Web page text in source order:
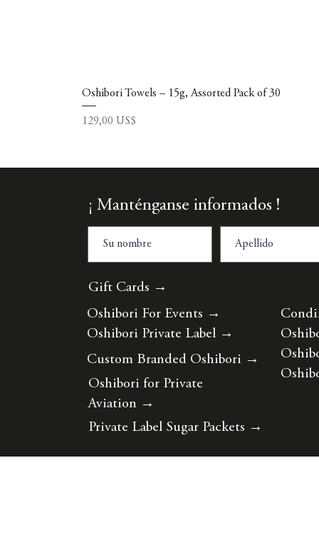
Oshibori Towels – 15g, Assorted Pack of 30
Precio
129,00 US$
¡ Manténganse informados !
Gift Cards →
Oshibori For Events →
Oshibori Private Label →
Custom Branded Oshibori →
Oshibori for Private
Aviation →
Private Label Sugar Packets →